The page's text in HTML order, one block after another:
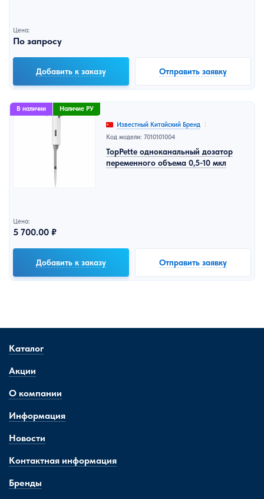
Цена:
По запросу
Добавить к заказу Отправить заявку
В наличии Наличие РУ
Известный Китайский Бренд
Код модели: 7010101004
TopPette одноканальный дозатор
переменного объема 0,5-10 мкл
Цена:
5 700.00 ₽
Добавить к заказу Отправить заявку
Каталог
Акции
О компании
Информация
Новости
Контактная информация
Бренды